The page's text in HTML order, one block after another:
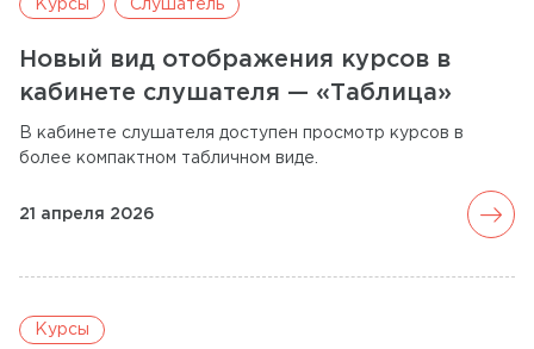
Курсы Слушатель
Новый вид отображения курсов в
кабинете слушателя — «Таблица»
В кабинете слушателя доступен просмотр курсов в
более компактном табличном виде.
21 апреля 2026 arrow_forward
Курсы